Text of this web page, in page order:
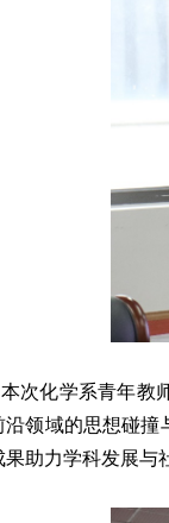
本次化学系青年教
沿领域的思想碰撞
果助力学科发展与